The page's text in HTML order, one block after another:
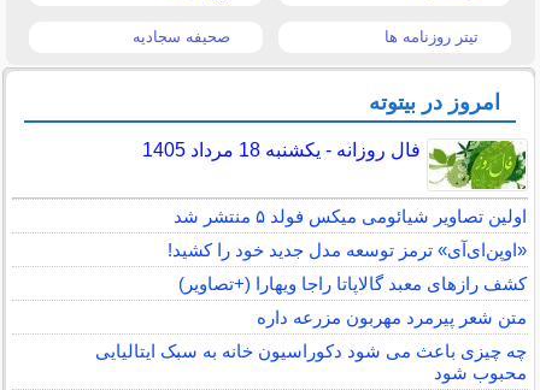
تیتر روزنامه ها صحیفه سجادیه
امروز در بیتوته
فال روزانه - یکشنبه 18 مرداد 1405
اولین تصاویر شیائومی میکس فولد ۵ منتشر شد
«اوپن‌ای‌آی» ترمز توسعه مدل جدید خود را کشید!
کشف رازهای معبد گالاپاتا راجا ویهارا (+تصاویر)
متن شعر پیرمرد مهربون مزرعه داره
چه چیزی باعث می شود دکوراسیون خانه به سبک ایتالیایی
محبوب شود